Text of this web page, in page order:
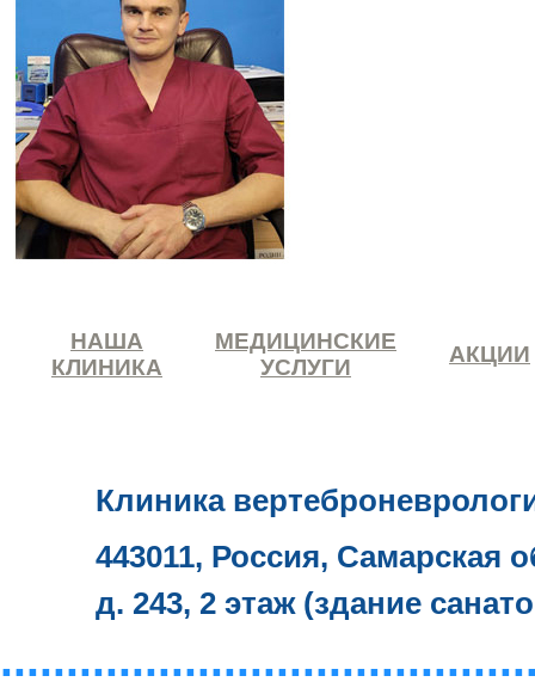
НАША
КЛИНИКА
МЕДИЦИНСКИЕ
УСЛУГИ
АКЦИИ
Клиника
443011, Россия, Самарская
д. 243, 2 этаж (здание